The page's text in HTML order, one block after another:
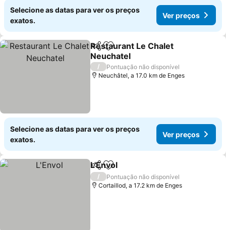
Selecione as datas para ver os preços
exatos.
Ver preços
PartilharAdicionar aos favoritos
Restaurant Le Chalet
Neuchatel
/
Pontuação não disponível
Neuchâtel, a 17.0 km de Enges
Selecione as datas para ver os preços
exatos.
Ver preços
PartilharAdicionar aos favoritos
L'Envol
/
Pontuação não disponível
Cortaillod, a 17.2 km de Enges